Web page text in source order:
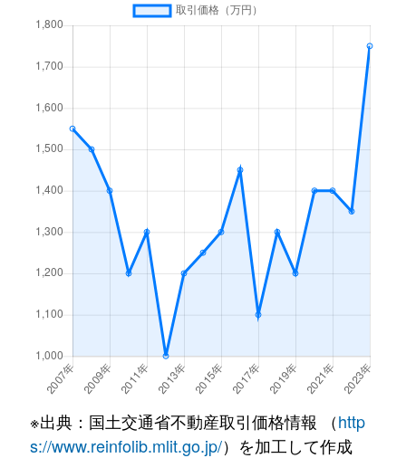
※出典：国土交通省不動産取引価格情報 （http
s://www.reinfolib.mlit.go.jp/）を加工して作成